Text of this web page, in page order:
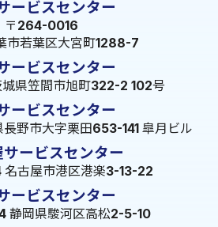
ービスセンター
〒264-0016
市若葉区大宮町1288-7
ービスセンター
県笠間市旭町322-2 102号
ービスセンター
野市大字栗田653-141 皐月ビル
ービスセンター
古屋市港区港楽3-13-22
ービスセンター
静岡県駿河区高松2-5-10